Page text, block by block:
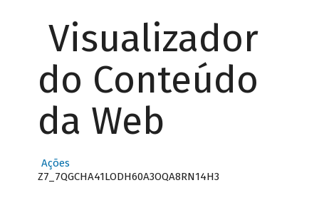
Visualizador
do Conteúdo
da Web
Ações
Z7_7QGCHA41LODH60A3OQA8RN14H3